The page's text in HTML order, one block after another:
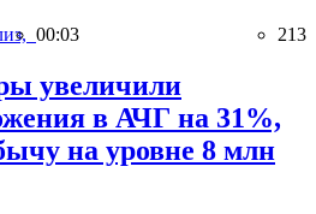
00:03 213
увеличили
в АЧГ на 31%,
на уровне 8 млн